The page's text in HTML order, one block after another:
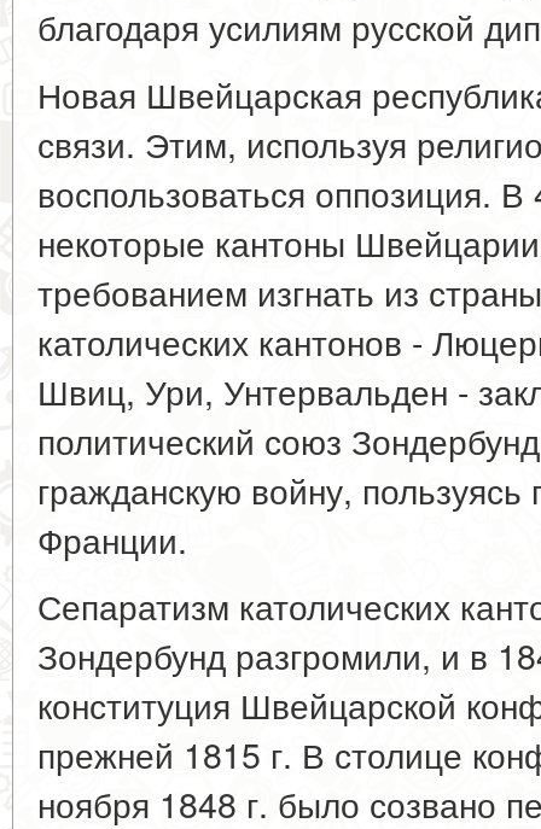
благодаря усилиям русской
Новая Швейцарская
связи. Этим, используя
воспользоваться оппозиция. В
некоторые кантоны
требованием изгнать из
католических кантонов -
Швиц, Ури, Унтервальден -
политический союз
гражданскую войну,
Франции.
Сепаратизм католических
Зондербунд разгромили, и в
конституция Швейцарской
прежней 1815 г. В столице
ноября 1848 г. было созвано